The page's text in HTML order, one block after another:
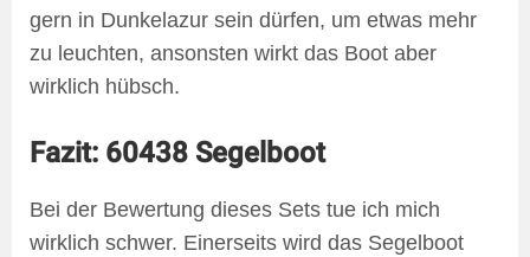
gern in Dunkelazur sein dürfen, um etwas mehr
zu leuchten, ansonsten wirkt das Boot aber
wirklich hübsch.
Fazit: 60438 Segelboot
Bei der Bewertung dieses Sets tue ich mich
wirklich schwer. Einerseits wird das Segelboot